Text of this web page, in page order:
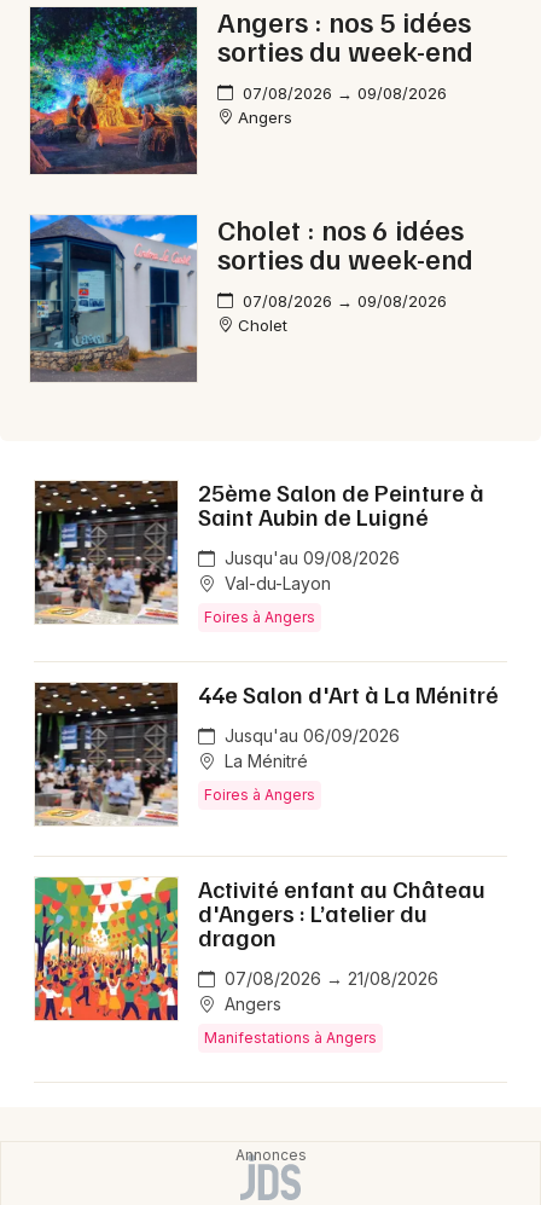
49 - Maine-et-Loire
Choisir mes départements
Mon email
Angers : nos 5 idées
sorties du week-end
07/08/2026 → 09/08/2026
Angers
Cholet : nos 6 idées
sorties du week-end
07/08/2026 → 09/08/2026
Cholet
25ème Salon de Peinture à
Saint Aubin de Luigné
Jusqu'au 09/08/2026
Val-du-Layon
Foires à Angers
44e Salon d'Art à La Ménitré
Jusqu'au 06/09/2026
La Ménitré
Foires à Angers
Activité enfant au Château
d'Angers : L’atelier du
dragon
07/08/2026 → 21/08/2026
Angers
Manifestations à Angers